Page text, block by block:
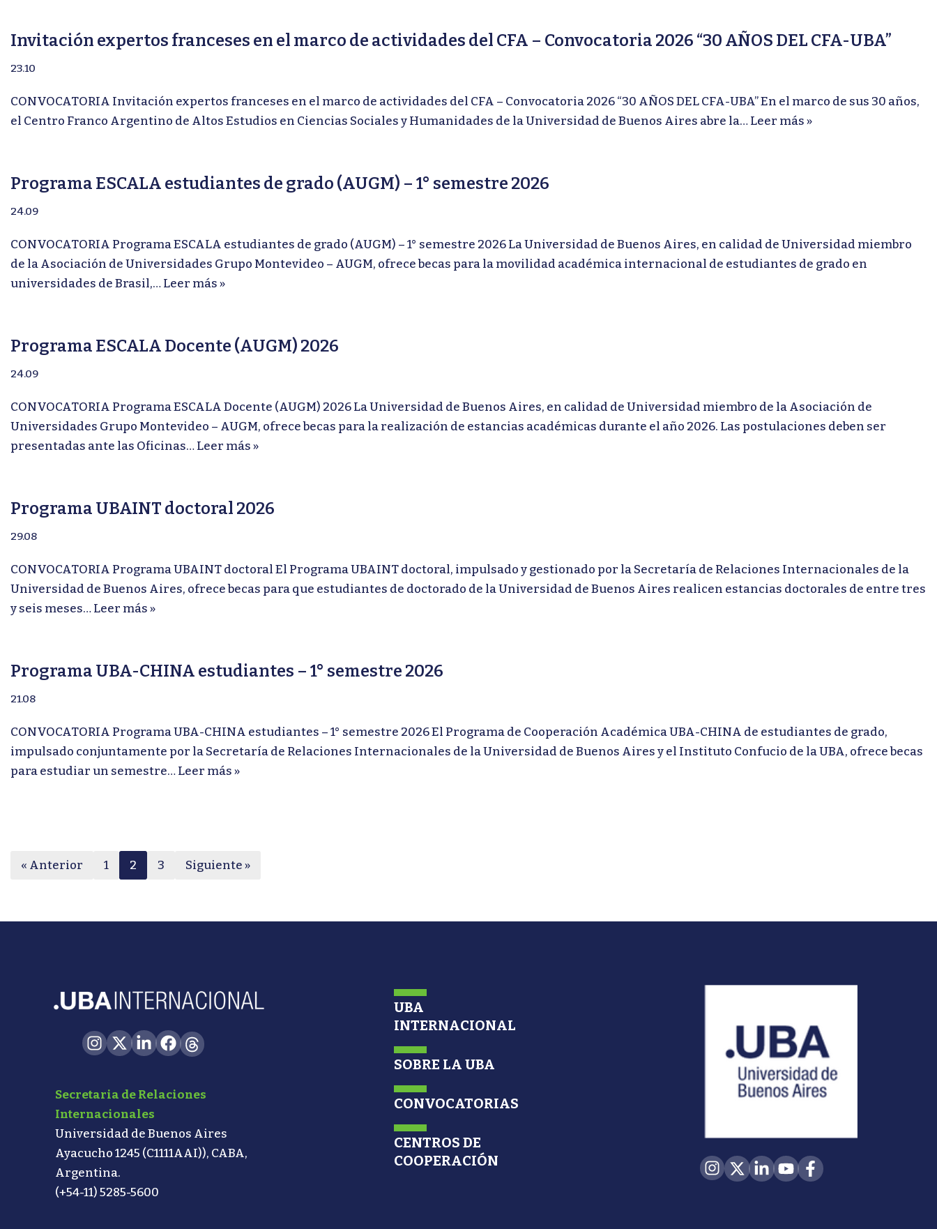
Invitación expertos franceses en el marco de actividades del CFA – Convocatoria 2026 “30 AÑOS DEL CFA-UBA”
23.10
CONVOCATORIA Invitación expertos franceses en el marco de actividades del CFA – Convocatoria 2026 “30 AÑOS DEL CFA-UBA” En el marco de sus 30 años,
el Centro Franco Argentino de Altos Estudios en Ciencias Sociales y Humanidades de la Universidad de Buenos Aires abre la… Leer más »
Programa ESCALA estudiantes de grado (AUGM) – 1° semestre 2026
24.09
CONVOCATORIA Programa ESCALA estudiantes de grado (AUGM) – 1° semestre 2026 La Universidad de Buenos Aires, en calidad de Universidad miembro
de la Asociación de Universidades Grupo Montevideo – AUGM, ofrece becas para la movilidad académica internacional de estudiantes de grado en
universidades de Brasil,… Leer más »
Programa ESCALA Docente (AUGM) 2026
24.09
CONVOCATORIA Programa ESCALA Docente (AUGM) 2026 La Universidad de Buenos Aires, en calidad de Universidad miembro de la Asociación de
Universidades Grupo Montevideo – AUGM, ofrece becas para la realización de estancias académicas durante el año 2026. Las postulaciones deben ser
presentadas ante las Oficinas… Leer más »
Programa UBAINT doctoral 2026
29.08
CONVOCATORIA Programa UBAINT doctoral El Programa UBAINT doctoral, impulsado y gestionado por la Secretaría de Relaciones Internacionales de la
Universidad de Buenos Aires, ofrece becas para que estudiantes de doctorado de la Universidad de Buenos Aires realicen estancias doctorales de entre tres
y seis meses… Leer más »
Programa UBA-CHINA estudiantes – 1° semestre 2026
21.08
CONVOCATORIA Programa UBA-CHINA estudiantes – 1° semestre 2026 El Programa de Cooperación Académica UBA-CHINA de estudiantes de grado,
impulsado conjuntamente por la Secretaría de Relaciones Internacionales de la Universidad de Buenos Aires y el Instituto Confucio de la UBA, ofrece becas
para estudiar un semestre… Leer más »
« Anterior 1 2 3 Siguiente »
Secretaria de Relaciones
Internacionales
Universidad de Buenos Aires
Ayacucho 1245 (C1111AAI)), CABA,
Argentina.
(+54-11) 5285-5600
UBA
INTERNACIONAL
SOBRE LA UBA
CONVOCATORIAS
CENTROS DE
COOPERACIÓN